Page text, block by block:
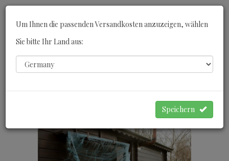
Um Ihnen die passenden Versandkosten anzuzeigen, wählen
Sie bitte Ihr Land aus:
Speichern